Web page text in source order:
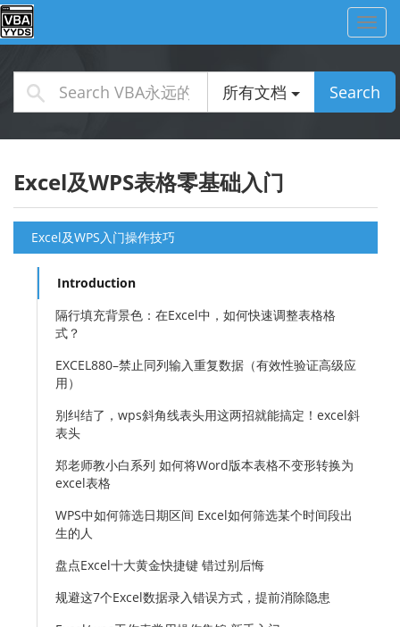
所有文档 Search
Excel及WPS表格零基础入门
Excel及WPS入门操作技巧
Introduction
隔行填充背景色：在Excel中，如何快速调整表格格
式？
EXCEL880–禁止同列输入重复数据（有效性验证高级应
用）
别纠结了，wps斜角线表头用这两招就能搞定！excel斜
表头
郑老师教小白系列 如何将Word版本表格不变形转换为
excel表格
WPS中如何筛选日期区间 Excel如何筛选某个时间段出
生的人
盘点Excel十大黄金快捷键 错过别后悔
规避这7个Excel数据录入错误方式，提前消除隐患